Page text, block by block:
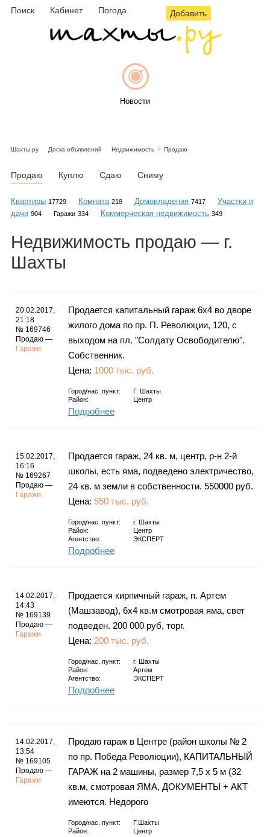
Поиск Кабинет Погода Добавить
Новости
Объявления
Инфо
Гороскоп
Фотогалерея
Шахты.ру Доска объявлений Недвижимость Продаю
Продаю Куплю Сдаю Сниму
Квартиры 17729 Комната 218 Домовладения 7417
Участки и
дачи 904 Гаражи 334 Коммерческая недвижимость 349
Недвижимость продаю — г.
Шахты
20.02.2017,
21:18
№ 169746
Продаю —
Гаражи
Продается капитальный гараж 6х4 во дворе
жилого дома по пр. П. Революции, 120, с
выходом на пл. "Солдату Освободителю".
Собственник.
Цена: 1000 тыс. руб.
Город/нас. пункт:
Г. Шахты
Район:
Центр
Подробнее
15.02.2017,
16:16
№ 169267
Продаю —
Гаражи
Продается гараж, 24 кв. м, центр, р-н 2-й
школы, есть яма, подведено электричество,
24 кв. м земли в собственности. 550000 руб.
Цена: 550 тыс. руб.
Город/нас. пункт: г.
Шахты
Район:
Центр
Агентство:
ЭКСПЕРТ
Подробнее
14.02.2017,
14:43
№ 169139
Продаю —
Гаражи
Продается кирпичный гараж, п. Артем
(Машзавод), 6х4 кв.м смотровая яма, свет
подведен. 200 000 руб, торг.
Цена: 200 тыс. руб.
Город/нас. пункт: г.
Шахты
Район:
Артем
Агентство:
ЭКСПЕРТ
Подробнее
14.02.2017,
13:54
№ 169105
Продаю —
Гаражи
Продаю гараж в Центре (район школы № 2
по пр. Победа Революции), КАПИТАЛЬНЫЙ
ГАРАЖ на 2 машины, размер 7,5 x 5 м (32
кв.м, смотровая ЯМА, ДОКУМЕНТЫ + АКТ
имеются. Недорого
Город/нас. пункт:
Г.Шахты
Район:
Центр